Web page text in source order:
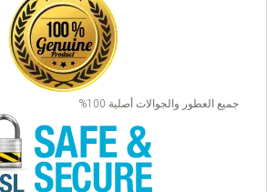
جميع العطور والجوالات أصلية 100%